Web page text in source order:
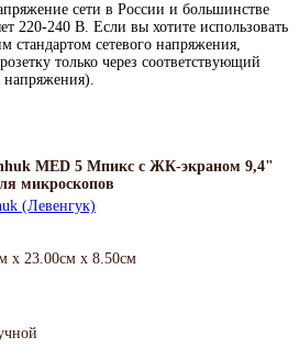
сети в России и большинстве
220-240 В. Если вы хотите использовать
стандартом сетевого напряжения,
только через соответствующий
напряжения).
MED 5 Мпикс с ЖК-экраном 9,4"
микроскопов
(Левенгук)
x 23.00см x 8.50см